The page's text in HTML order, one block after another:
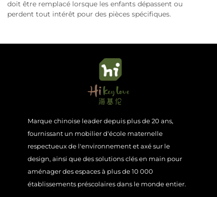
doit être remplacé lorsque les enfants dépassent ou
perdent tout intérêt pour des pièces spécifiques.
Marque chinoise leader depuis plus de 20 ans,
fournissant un mobilier d'école maternelle
respectueux de l'environnement et axé sur le
design, ainsi que des solutions clés en main pour
aménager des espaces à plus de 10 000
établissements préscolaires dans le monde entier.